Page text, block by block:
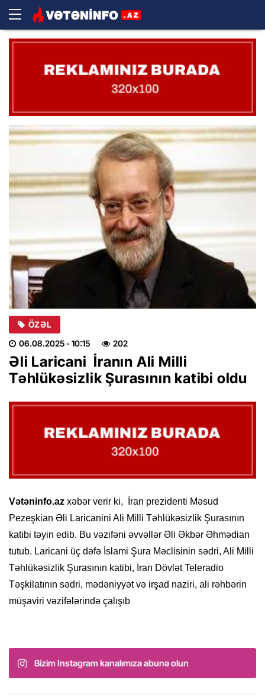
ÖZƏL
06.08.2025- 10:15 202
Əli Laricani İranın Ali Milli
Təhlükəsizlik Şurasının katibi oldu
Vətəninfo.az xəbər verir ki, İran prezidenti Məsud
Pezeşkian Əli Laricanini Ali Milli Təhlükəsizlik Şurasının
katibi təyin edib. Bu vəzifəni əvvəllər Əli Əkbər Əhmədian
tutub. Laricani üç dəfə İslami Şura Məclisinin sədri, Ali Milli
Təhlükəsizlik Şurasının katibi, İran Dövlət Teleradio
Təşkilatının sədri, mədəniyyət və irşad naziri, ali rəhbərin
müşaviri vəzifələrində çalışıb
Bizim Instagram kanalımıza abunə olun